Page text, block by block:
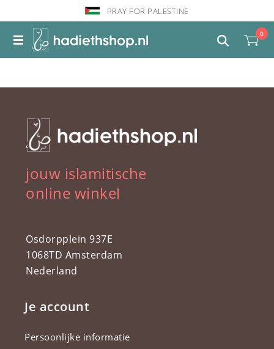
PRAY FOR PALESTINE
0
jouw islamitische
online winkel
Osdorpplein 937E
1068TD Amsterdam
Nederland
Je account
Persoonlijke informatie